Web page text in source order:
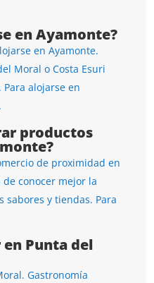
en Ayamonte?
en Ayamonte.
Moral o Costa Esuri
alojarse en
productos
de proximidad en
conocer mejor la
sabores y tiendas. Para
Punta del
Gastronomía